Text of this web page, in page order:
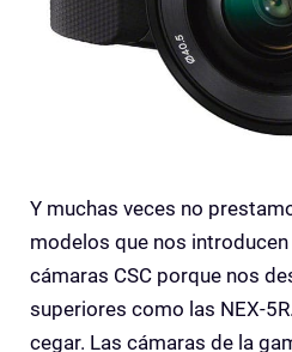
Y muchas veces no
modelos que nos
cámaras CSC porque nos
superiores como las NEX-
cegar. Las cámaras de la